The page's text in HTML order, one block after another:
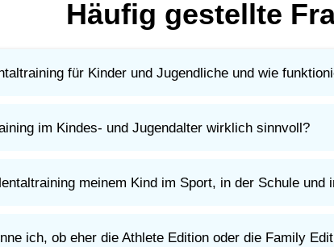
Häufig gestellte
für Kinder und Jugendliche und wie
den Kopf zu trainieren, so wie Technik oder Ausdauer.
im Kindes- und Jugendalter wirklich sinnvoll?
lernen, mit Druck, Fehlern und Erwartungen
meinem Kind im Sport, in der Schule und
im Wettkampf, sondern auch bei Prüfungen,
ich, ob eher die Athlete Edition oder die Family